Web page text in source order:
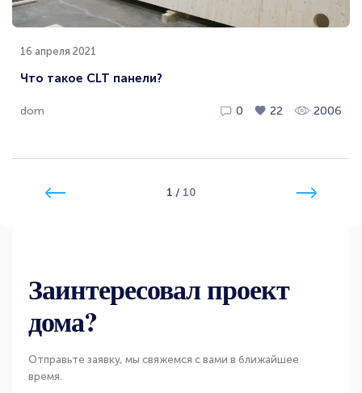
16 апреля 2021
Что такое CLT панели?
dom 0 22 2006
1 / 10
Заинтересовал проект
дома?
Отправьте заявку, мы свяжемся с вами в ближайшее
время.